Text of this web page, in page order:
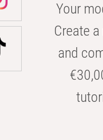
Your
Create
and